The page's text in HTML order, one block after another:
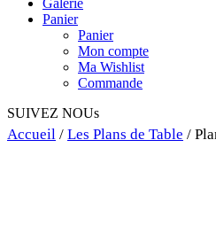
Galerie
Panier
Panier
Mon compte
Ma Wishlist
Commande
SUIVEZ NOUs
Accueil / Les Plans de Table /